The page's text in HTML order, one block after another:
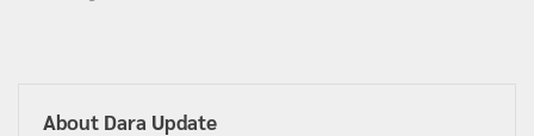
About Dara Update